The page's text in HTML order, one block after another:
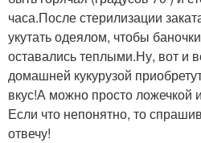
часа.После стерилизации
укутать одеялом, чтобы
оставались теплыми.Ну, вот и
домашней кукурузой
вкус!А можно просто ложечкой
Если что непонятно, то
отвечу!